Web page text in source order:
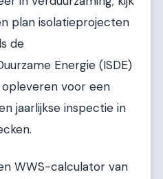
plan isolatieprojecten
de
Energie (ISDE)
voor een
jaarlijkse inspectie in
WWS-calculator van